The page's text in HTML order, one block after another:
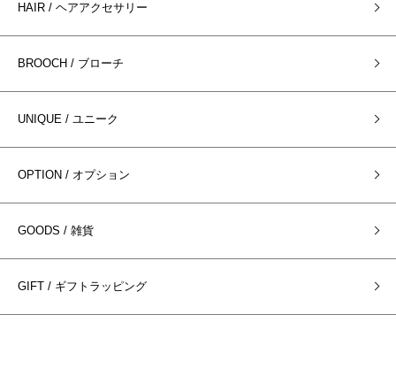
HAIR / ヘアアクセサリー
BROOCH / ブローチ
UNIQUE / ユニーク
OPTION / オプション
GOODS / 雑貨
GIFT / ギフトラッピング